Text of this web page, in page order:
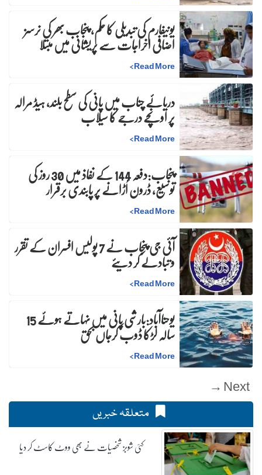
یونیفارم کی تبدیلی کا حکم، پنجاب بھر کی نرسز
اضافی اخراجات سے پریشانی میں مبتلا
Read More
>
دریائے چناب میں پانی کی سطح بلند، ہیڈ مرالہ
پر اونچے درجے کا سیلاب
Read More
>
پنجاب:دفعہ 144 کے نفاذ میں 30 روز کیتوسیع، ڈرون اُڑانے پر پابندی برقرار
Read More
>
آئی جی پنجاب نے 7 پولیس افسران کے تقرر و تبادلے کر دیئے
Read More
>
یوحناآباد:بارشی پانی میں نہاتے ہوئے 15 سالہ لڑکا ڈوب کرجاں بحق
Read More
>
متعلقہ خبریں
کئی شوبز شخصیات نے بھی ووٹ کاسٹ کر دیا